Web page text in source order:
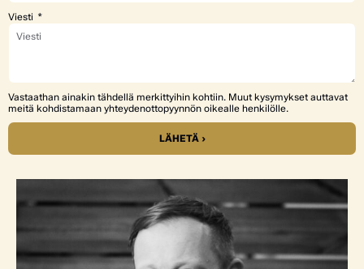
Viesti
Vastaathan ainakin tähdellä merkittyihin kohtiin. Muut kysymykset auttavat
meitä kohdistamaan yhteydenottopyynnön oikealle henkilölle.
LÄHETÄ ›